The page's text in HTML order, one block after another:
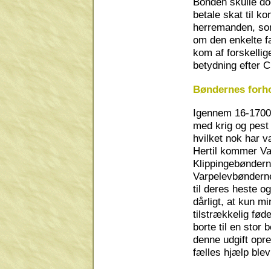
betale skat til
herremanden,
om den enkelte
kom af
betydning efter
Bøndernes
Igennem 16-
med krig og
hvilket nok har
Hertil kommer
til deres heste
dårligt, at kun
tilstrækkelig
borte til en stor
denne udgift
fælles hjælp blev